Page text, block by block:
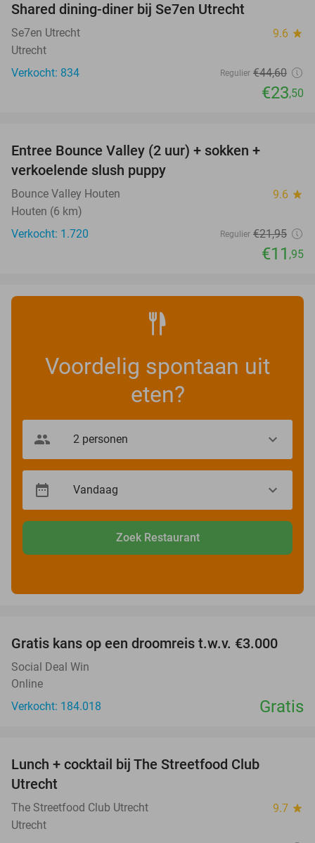
Shared dining-diner bij Se7en Utrecht
Se7en Utrecht 9.6 star
Utrecht
Verkocht: 834
Regulier €44,60
€23,50
Entree Bounce Valley (2 uur) + sokken +
verkoelende slush puppy
Bounce Valley Houten 9.6 star
Houten (6 km)
Verkocht: 1.720
Regulier €21,95
€11 ,95
Voordelig spontaan uit
eten?
Zoek Restaurant
Gratis kans op een droomreis t.w.v. €3.000
Social Deal Win
Online
Verkocht: 184.018
Gratis
Lunch + cocktail bij The Streetfood Club
Utrecht
The Streetfood Club Utrecht 9.7 star
Utrecht